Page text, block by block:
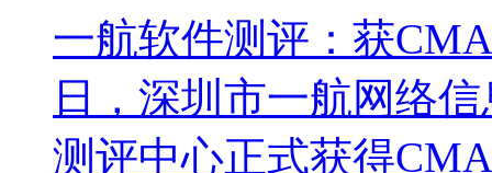
一航软件测评：获
日，深圳市一航网络
测评中心正式获得